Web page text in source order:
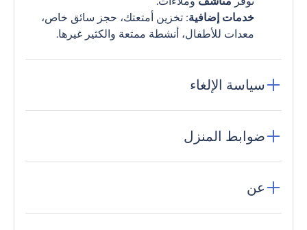
خدمات إضافية: تخزين أمتعتك، حجز سائق خاص،
معدات للأطفال، أنشطة ممتعة والكثير غيرها.
سياسة الإلغاء
ضوابط المنزل
عن